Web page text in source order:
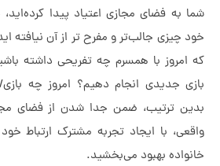
مجازی اعتیاد پیدا کرده‌اید، چرا که
جالب‌تر و مفرح تر از آن نیافته اید. هر روز
با همسرم چه تفریحی داشته باشیم؟
انجام دهیم؟ امروز چه بازی/فعالیتی
ضمن جدا شدن از فضای مجازی و
ایجاد تجربه مشترک ارتباط خود را با
بهبود می‌بخشید.